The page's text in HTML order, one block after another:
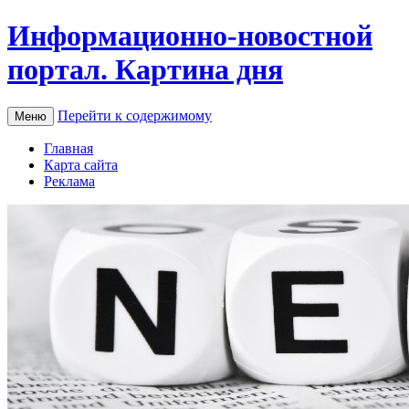
Информационно-новостной
портал. Картина дня
Меню Перейти к содержимому
Главная
Карта сайта
Реклама